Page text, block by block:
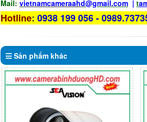
Mail: vietnamcameraahd@gmail.com | t
Hotline: 0938 199 056 -
Sản phẩm khác